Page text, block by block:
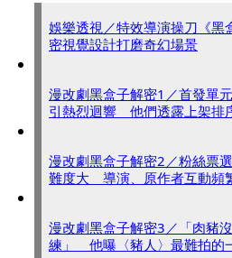
娛樂透視／特效導演操刀《
密視覺設計打磨奇幻場景
漫改劇黑盒子解密1／首發單元
引熱烈迴響 他們透露上架排
漫改劇黑盒子解密2／粉絲票
難度大 導演、原作者互動頻
漫改劇黑盒子解密3／「肉豬
練」 他曝〈豬人〉最難拍的